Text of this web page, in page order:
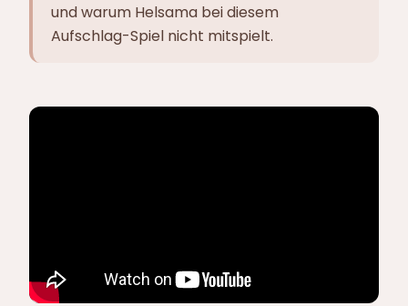
und warum Helsama bei diesem
Aufschlag-Spiel nicht mitspielt.